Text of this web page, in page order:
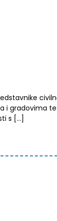
gradovima
s […]